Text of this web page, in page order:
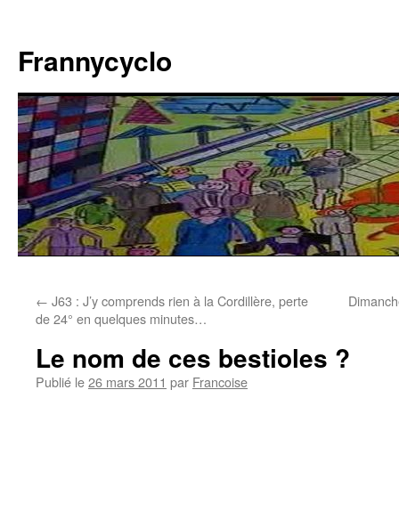
contenu
Frannycyclo
← J63 : J’y comprends rien à la Cordillère, perte
de 24° en quelques minutes…
Le nom de ces bestioles ?
Publié le26 mars 2011 par Francoise